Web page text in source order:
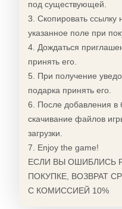
под существующей.
3. Скопировать
указанное поле при
4. Дождаться
принять его.
5. При получение
подарка принять его.
6. После добавления в
скачивание файлов
загрузки.
7. Enjoy the game!
ЕСЛИ ВЫ ОШИБЛИСЬ
ПОКУПКЕ, ВОЗВРАТ
С КОМИССИЕЙ 10%